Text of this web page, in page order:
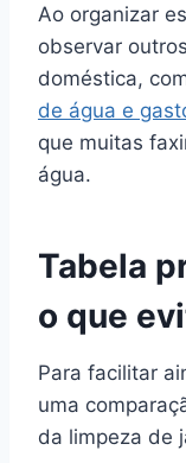
Ao organizar
observar
doméstica,
de água e
que muitas
água.
Tabela
o que
Para facilitar
uma
da limpeza de